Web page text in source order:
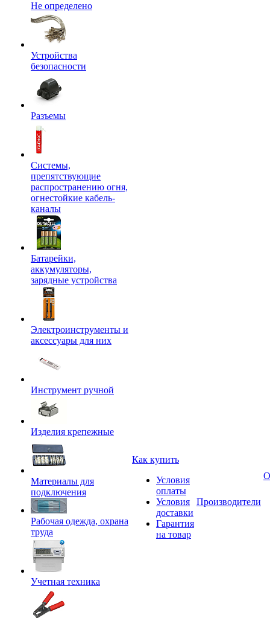
Не определено
Устройства
безопасности
Разъемы
Системы,
препятствующие
распространению огня,
огнестойкие кабель-
каналы
Батарейки,
аккумуляторы,
зарядные устройства
Электроинструменты и
аксессуары для них
Инструмент ручной
Изделия крепежные
Материалы для
подключения
Рабочая одежда, охрана
труда
Учетная техника
Как купить
Условия
оплаты
Условия
доставки
Гарантия
на товар
Производители